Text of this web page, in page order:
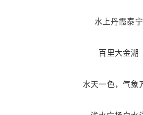
水上丹霞泰宁
百里大金湖
水天一色，气象